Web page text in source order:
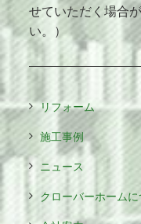
せていただく場合
い。）
リフォーム
施工事例
ニュース
クローバーホームに